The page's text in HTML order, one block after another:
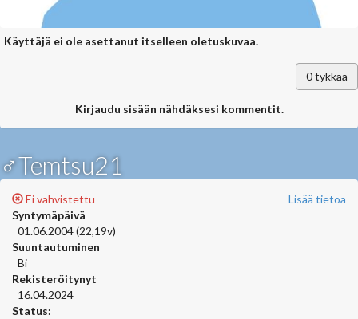
Käyttäjä ei ole asettanut itselleen oletuskuvaa.
0tykkää
Kirjaudu sisään nähdäksesi kommentit.
♂Temtsu21
Lisää tietoa
Ei vahvistettu
Syntymäpäivä
01.06.2004 (22,19v)
Suuntautuminen
Bi
Rekisteröitynyt
16.04.2024
Status: